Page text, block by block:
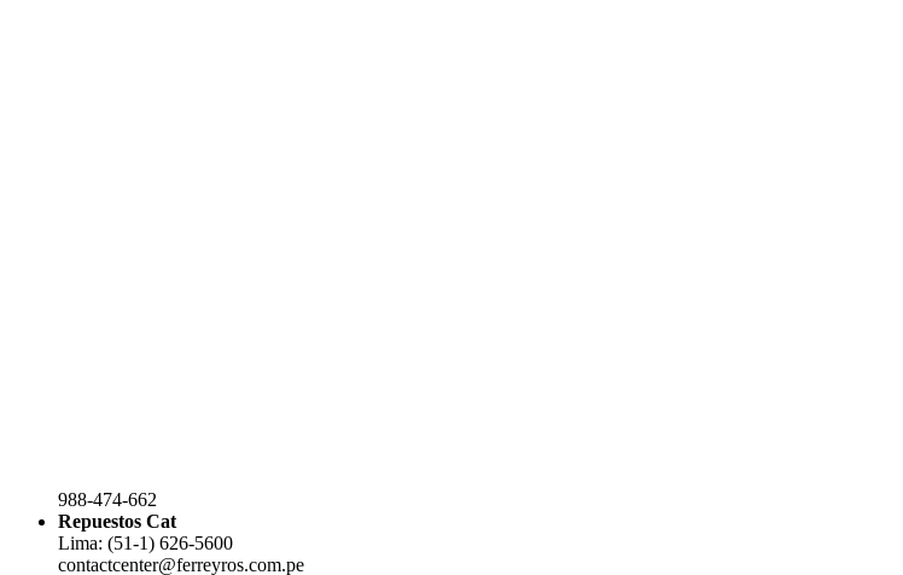
988-474-662
Repuestos Cat
Lima: (51-1) 626-5600
contactcenter@ferreyros.com.pe